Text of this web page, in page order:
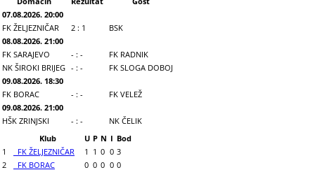
07.08.2026. 20:00
FK ŽELJEZNIČAR
2 : 1
BSK
08.08.2026. 21:00
FK SARAJEVO
- : -
FK RADNIK
NK ŠIROKI BRIJEG - : -
FK SLOGA DOBOJ
09.08.2026. 18:30
FK BORAC
- : -
FK VELEŽ
09.08.2026. 21:00
HŠK ZRINJSKI
- : -
NK ČELIK
Klub
U P N I Bod
1
FK ŽELJEZNIČAR 1 1 0 0 3
2
FK BORAC 0 0 0 0 0